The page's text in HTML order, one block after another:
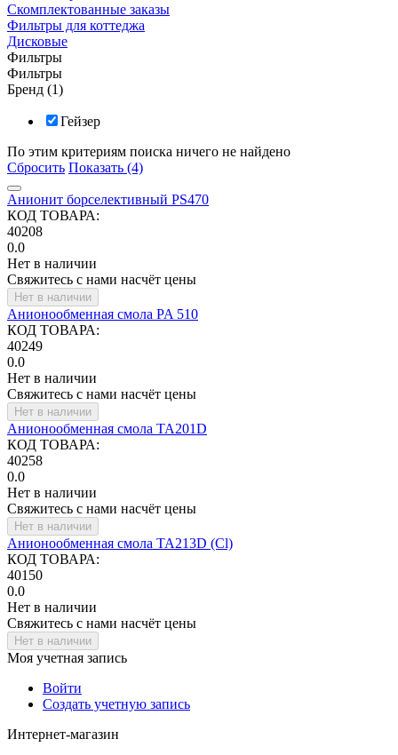
Скомплектованные заказы
Фильтры для коттеджа
Дисковые
Фильтры
Фильтры
Бренд (1)
Гейзер
По этим критериям поиска ничего не найдено
Сбросить Показать (4)
Анионит борселективный PS470
КОД ТОВАРА:
40208
0.0
Нет в наличии
Свяжитесь с нами насчёт цены
Нет в наличии
Анионообменная смола PA 510
КОД ТОВАРА:
40249
0.0
Нет в наличии
Свяжитесь с нами насчёт цены
Нет в наличии
Анионообменная смола TA201D
КОД ТОВАРА:
40258
0.0
Нет в наличии
Свяжитесь с нами насчёт цены
Нет в наличии
Анионообменная смола ТА213D (Cl)
КОД ТОВАРА:
40150
0.0
Нет в наличии
Свяжитесь с нами насчёт цены
Нет в наличии
Моя учетная запись
Войти
Создать учетную запись
Интернет-магазин